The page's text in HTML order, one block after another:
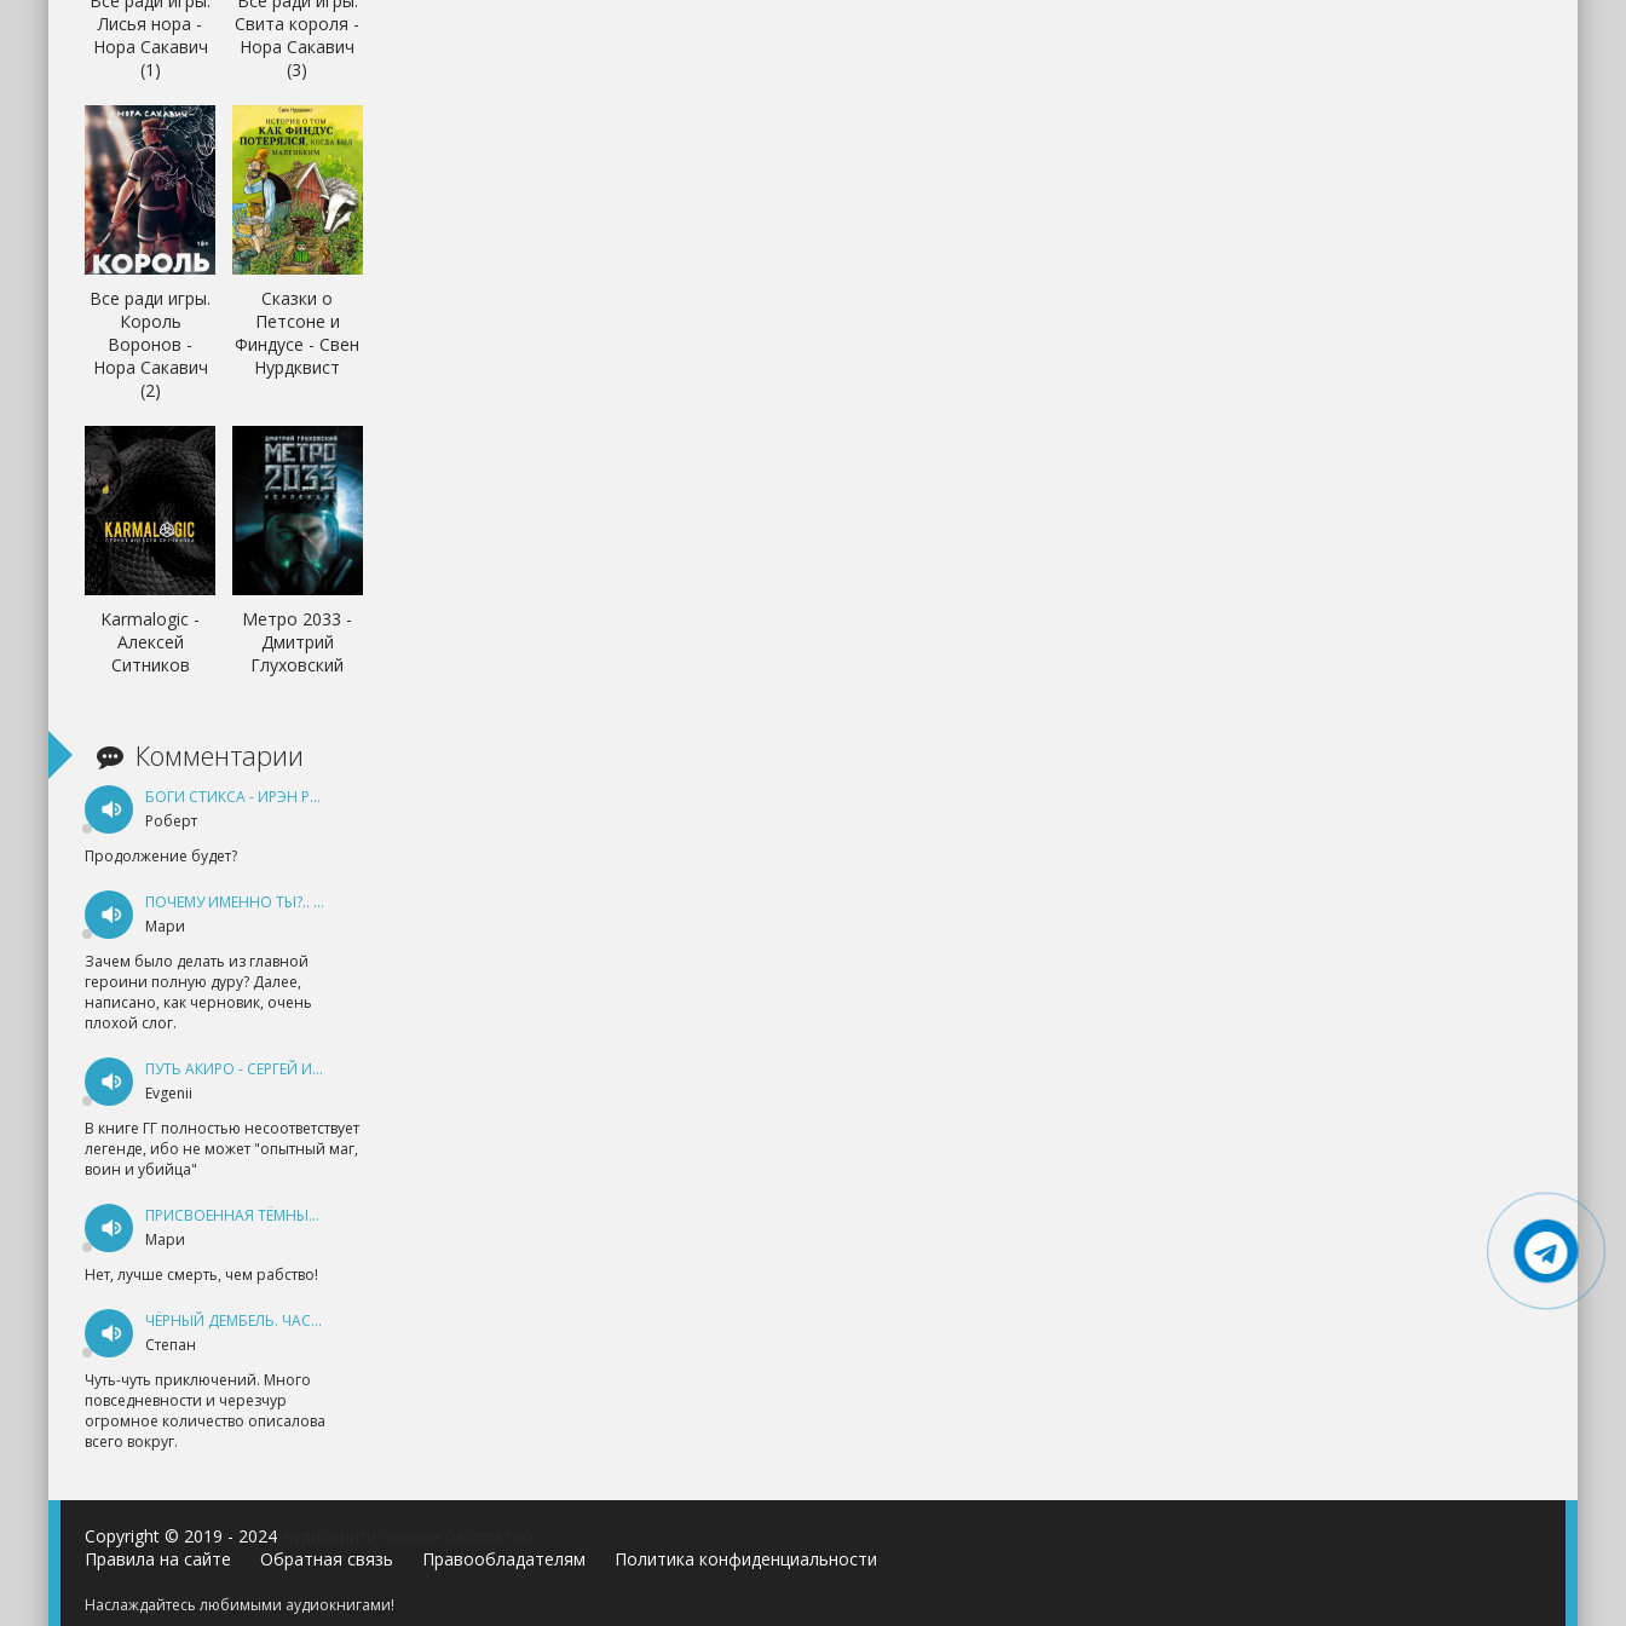
Лисья нора -
Нора Сакавич
(1)
Свита короля -
Нора Сакавич
(3)
Все ради игры.
Король
Воронов -
Нора Сакавич
(2)
Сказки о
Петсоне и
Финдусе - Свен
Нурдквист
Karmalogic -
Алексей
Ситников
Метро 2033 -
Дмитрий
Глуховский
Комментарии
БОГИ СТИКСА - ИРЭН РУДКЕВИЧ
Роберт
Продолжение будет?
ПОЧЕМУ ИМЕННО ТЫ?.. КНИГА 1 - ЕКАТЕРИНА ЮДИНА
Мари
Зачем было делать из главной
героини полную дуру? Далее,
написано, как черновик, очень
плохой слог.
ПУТЬ АКИРО - СЕРГЕЙ ИЗМАЙЛОВ
Evgenii
В книге ГГ полностью несоответствует
легенде, ибо не может "опытный маг,
воин и убийца"
ПРИСВОЕННАЯ ТЁМНЫМ. ПРОКЛЯТАЯ ЛЮБОВЬ - АННА ГЕРР
Мари
Нет, лучше смерть, чем рабство!
ЧЁРНЫЙ ДЕМБЕЛЬ. ЧАСТЬ 1 - АНДРЕЙ ФЕДИН
Степан
Чуть-чуть приключений. Много
повседневности и черезчур
огромное количество описалова
всего вокруг.
Copyright © 2019 - 2024
Правила на сайте
Обратная связь Правообладателям Политика конфиденциальности
Наслаждайтесь любимыми аудиокнигами!